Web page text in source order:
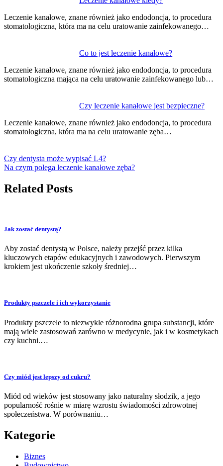
Leczenie kanałowe, znane również jako endodoncja, to procedura
stomatologiczna, która ma na celu uratowanie zainfekowanego…
Co to jest leczenie kanałowe?
Leczenie kanałowe, znane również jako endodoncja, to procedura
stomatologiczna mająca na celu uratowanie zainfekowanego lub…
Czy leczenie kanałowe jest bezpieczne?
Leczenie kanałowe, znane również jako endodoncja, to procedura
stomatologiczna, która ma na celu uratowanie zęba…
Czy dentysta może wypisać L4?
Na czym polega leczenie kanałowe zęba?
Related Posts
Jak zostać dentystą?
Aby zostać dentystą w Polsce, należy przejść przez kilka
kluczowych etapów edukacyjnych i zawodowych. Pierwszym
krokiem jest ukończenie szkoły średniej…
Produkty pszczele i ich wykorzystanie
Produkty pszczele to niezwykle różnorodna grupa substancji, które
mają wiele zastosowań zarówno w medycynie, jak i w kosmetykach
czy kuchni.…
Czy miód jest lepszy od cukru?
Miód od wieków jest stosowany jako naturalny słodzik, a jego
popularność rośnie w miarę wzrostu świadomości zdrowotnej
społeczeństwa. W porównaniu…
Kategorie
Biznes